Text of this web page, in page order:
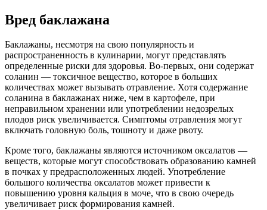
Вред баклажана
Баклажаны, несмотря на свою популярность и
распространенность в кулинарии, могут представлять
определенные риски для здоровья. Во-первых, они содержат
соланин — токсичное вещество, которое в больших
количествах может вызывать отравление. Хотя содержание
соланина в баклажанах ниже, чем в картофеле, при
неправильном хранении или употреблении недозрелых
плодов риск увеличивается. Симптомы отравления могут
включать головную боль, тошноту и даже рвоту.
Кроме того, баклажаны являются источником оксалатов —
веществ, которые могут способствовать образованию камней
в почках у предрасположенных людей. Употребление
большого количества оксалатов может привести к
повышению уровня кальция в моче, что в свою очередь
увеличивает риск формирования камней.